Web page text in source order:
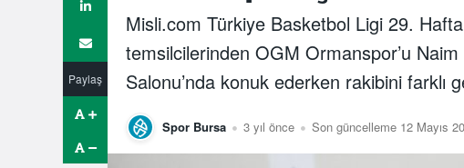
Paylaş
Misli.com Türkiye Basketbol Ligi 29.
temsilcilerinden OGM Ormanspor’u
Salonu’nda konuk ederken rakibini farklı
Spor Bursa 3 yıl önce Son güncelleme 12 Mayıs